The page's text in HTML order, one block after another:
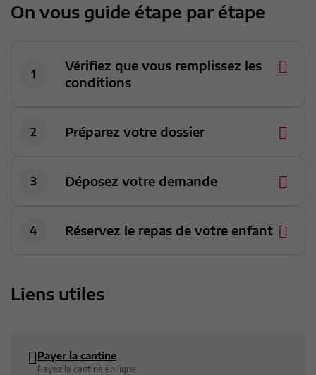
On vous guide étape par étape
Vérifiez que vous remplissez les
conditions
Préparez votre dossier
Déposez votre demande
Réservez le repas de votre enfant
Liens utiles
Payer la cantine
Payez la cantine en ligne.